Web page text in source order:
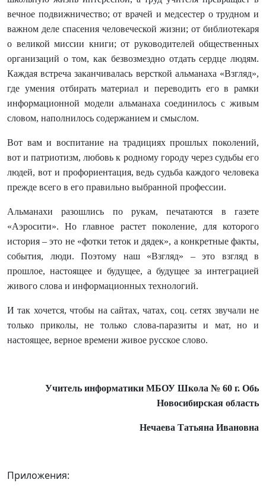
вечное подвижничество; от врачей и медсестер о трудном и
важном деле спасения человеческой жизни; от библиотекаря
о великой миссии книги; от руководителей общественных
организаций о том, как безвозмездно отдать сердце людям.
Каждая встреча заканчивалась версткой альманаха «Взгляд»,
где умения отбирать материал и переводить его в рамки
информационной модели альманаха соединилось с живым
словом, наполнилось содержанием и смыслом.
Вот вам и воспитание на традициях прошлых поколений,
вот и патриотизм, любовь к родному городу через судьбы его
людей, вот и профориентация, ведь судьба каждого человека
прежде всего в его правильно выбранной профессии.
Альманахи разошлись по рукам, печатаются в газете
«Аэросити». Но главное растет поколение, для которого
история – это не «фотки теток и дядек», а конкретные факты,
события, люди. Поэтому наш «Взгляд» – это взгляд в
прошлое, настоящее и будущее, а будущее за интеграцией
живого слова и информационных технологий.
И так хочется, чтобы на сайтах, чатах, соц. сетях звучали не
только приколы, не только слова-паразиты и мат, но и
настоящее, верное времени живое русское слово.
Учитель информатики МБОУ Школа № 60 г. Обь
Новосибирская область
Нечаева Татьяна Ивановна
Приложения: